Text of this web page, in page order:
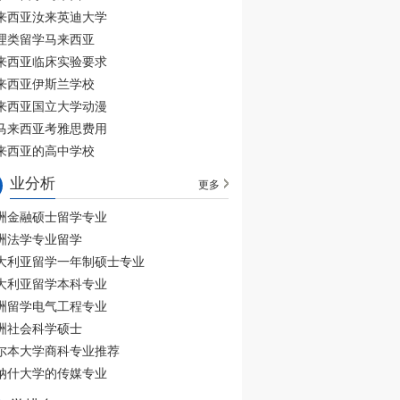
西亚汝来英迪大学
类留学马来西亚
西亚临床实验要求
西亚伊斯兰学校
西亚国立大学动漫
来西亚考雅思费用
西亚的高中学校
业分析 更多
金融硕士留学专业
法学专业留学
利亚留学一年制硕士专业
利亚留学本科专业
留学电气工程专业
社会科学硕士
本大学商科专业推荐
什大学的传媒专业